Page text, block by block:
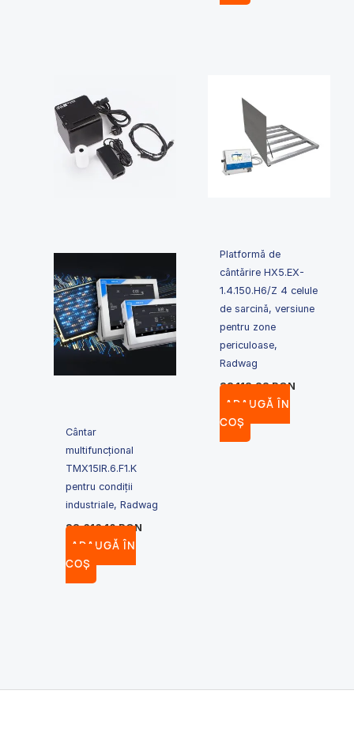
Cântar
multifuncțional
TMX15IR.6.F1.K
pentru condiții
industriale, Radwag
22,616.10RON
ADAUGĂ ÎN
COȘ
Platformă de
cântărire HX5.EX-
1.4.150.H6/Z 4 celule
de sarcină, versiune
pentru zone
periculoase,
Radwag
38,113.22RON
ADAUGĂ ÎN
COȘ